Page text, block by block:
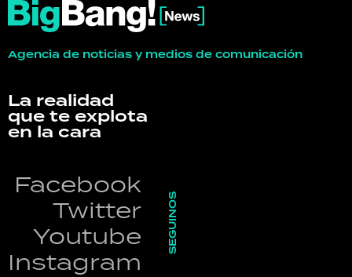
Agencia de noticias y medios de comunicación
La realidad
que te explota
en la cara
Facebook
Twitter
Youtube
Instagram
SEGUINOS